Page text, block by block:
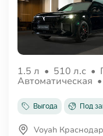
1.5 л • 510 л.с •
Автоматическая •
Выгода Под
Voyah